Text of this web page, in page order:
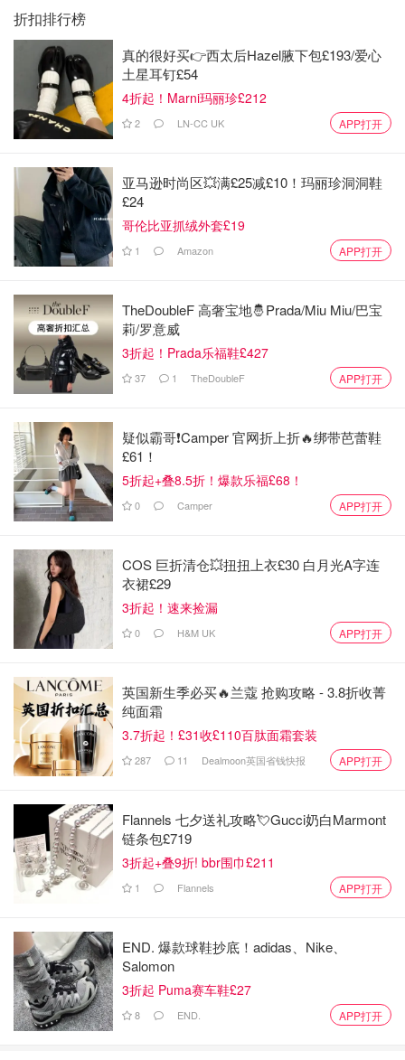
注意事项：
妆也不要涂抹眼霜，这会刺激眼睛并且推迟麦粒肿的好转。
图片来源于@Medical News Today，版权属于原作者
英国麦粒肿GP建议
当然麦粒肿特别严重或者疼痛影响看书学习或者正常生活必
要情况下是需要看GP或者购买一些非处方药，红霉素软膏
和氧氟沙星滴眼液来治疗麦粒肿。如果想减轻疼痛还可以吃
布洛芬或者扑热息痛等止痛药缓解。那么什么情况下大家最
好去看GP寻求专业治疗呢？NHS网页给出了如下几个情
眼睑持续疼痛肿胀
几周内麦粒肿没有自愈和好转
麦粒肿严重影响视力
点击查看NHS建议
英国GP治疗麦粒肿的方法通常是会采用如下方法:
用一根经过消毒的细针头爆破麦粒肿
必要时将你转介给专科医院的眼科专家
除了GP外，其实麦粒肿这样的小病大家可以在Boots或者一
些家附近的药店直接咨询药剂师买药。
英国麦粒肿救星 - 消炎眼药水及药品推荐
虽然大家可以尝试让麦粒肿自愈或者寻求GP的帮助，但是
在麦粒肿不太严重的时候大家可以用下面几种在Boots或者
在商店就可以买到麦粒肿救星来进行急救！下面就让圈妹为
折扣排行榜
真的很好买👉西太后Hazel腋下包£193/爱心
土星耳钉£54
4折起！Marni玛丽珍£212
2 LN-CC UK APP打开
亚马逊时尚区💥满£25减£10！玛丽珍洞洞鞋
£24
哥伦比亚抓绒外套£19
1 Amazon APP打开
TheDoubleF 高奢宝地🤴Prada/Miu Miu/巴宝
莉/罗意威
3折起！Prada乐福鞋£427
37 1 TheDoubleF APP打开
疑似霸哥❗️Camper 官网折上折🔥绑带芭蕾鞋
£61！
5折起+叠8.5折！爆款乐福£68！
0 Camper APP打开
COS 巨折清仓💥扭扭上衣£30 白月光A字连
衣裙£29
3折起！速来捡漏
0 H&M UK APP打开
英国新生季必买🔥兰蔻 抢购攻略 - 3.8折收菁
纯面霜
3.7折起！£31收£110百肽面霜套装
287 11 Dealmoon英国省钱快报 APP打开
Flannels 七夕送礼攻略💘Gucci奶白Marmont
链条包£719
3折起+叠9折! bbr围巾£211
1 Flannels APP打开
END. 爆款球鞋抄底！adidas、Nike、
Salomon
3折起 Puma赛车鞋£27
8 END. APP打开